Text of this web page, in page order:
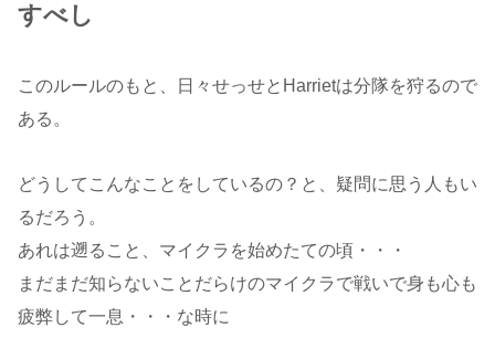
すべし
このルールのもと、日々せっせとHarrietは分隊を狩るので
ある。
どうしてこんなことをしているの？と、疑問に思う人もい
るだろう。
あれは遡ること、マイクラを始めたての頃・・・
まだまだ知らないことだらけのマイクラで戦いで身も心も
疲弊して一息・・・な時に